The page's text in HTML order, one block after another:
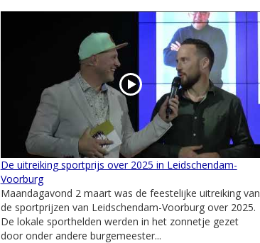
De uitreiking sportprijs over 2025 in Leidschendam-
Voorburg
Maandagavond 2 maart was de feestelijke uitreiking van
de sportprijzen van Leidschendam-Voorburg over 2025.
De lokale sporthelden werden in het zonnetje gezet
door onder andere burgemeester...